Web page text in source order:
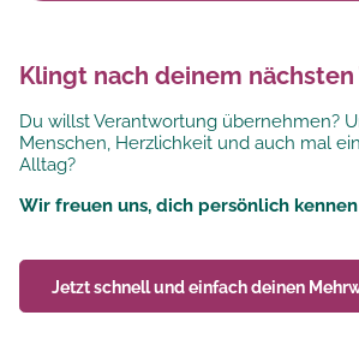
Klingt nach deinem nächsten
Du willst Verantwortung übernehmen?
Menschen, Herzlichkeit und auch mal
Alltag?
Wir freuen uns, dich persönlich
Jetzt schnell und einfach deinen